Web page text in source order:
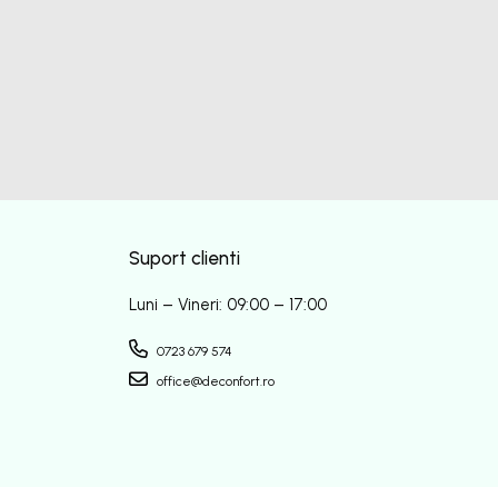
Suport clienti
Luni – Vineri: 09:00 – 17:00
0723 679 574
office@deconfort.ro